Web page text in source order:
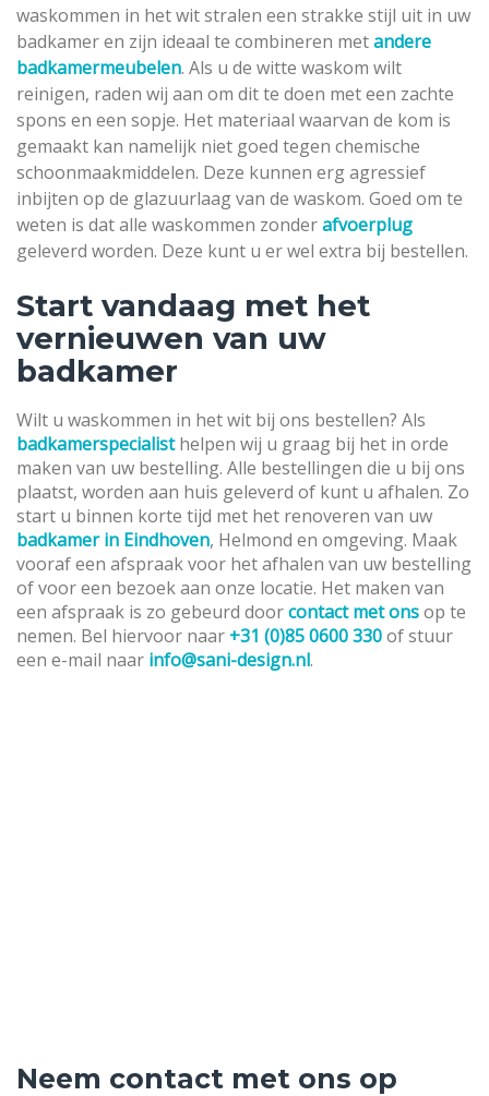
waskommen in het wit stralen een strakke stijl uit in uw
badkamer en zijn ideaal te combineren metandere
badkamermeubelen. Als u de witte waskom wilt
reinigen, raden wij aan om dit te doen met een zachte
spons en een sopje. Het materiaal waarvan de kom is
gemaakt kan namelijk niet goed tegen chemische
schoonmaakmiddelen. Deze kunnen erg agressief
inbijten op de glazuurlaag van de waskom. Goed om te
weten is dat alle waskommen zonderafvoerplug
geleverd worden. Deze kunt u er wel extra bij bestellen.
Start vandaag met het
vernieuwen van uw
badkamer
Wilt u waskommen in het wit bij ons bestellen? Als
badkamerspecialisthelpen wij u graag bij het in orde
maken van uw bestelling. Alle bestellingen die u bij ons
plaatst, worden aan huis geleverd of kunt u afhalen. Zo
start u binnen korte tijd met het renoveren van uw
badkamer in Eindhoven, Helmond en omgeving. Maak
vooraf een afspraak voor het afhalen van uw bestelling
of voor een bezoek aan onze locatie. Het maken van
een afspraak is zo gebeurd doorcontact met onsop te
nemen. Bel hiervoor naar +31 (0)85 0600 330of stuur
een e-mail naar info@sani-design.nl.
Neem contact met ons op